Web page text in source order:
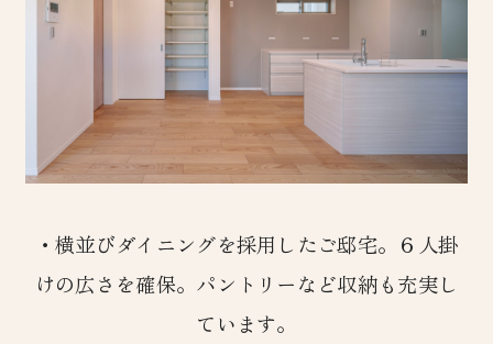
・横並びダイニングを採用したご邸宅。６人掛
けの広さを確保。パントリーなど収納も充実し
ています。